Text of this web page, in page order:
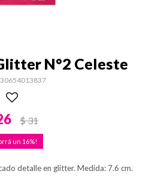
N°2 Celeste
$31
16
detalle en glitter. Medida: 7.6 cm.